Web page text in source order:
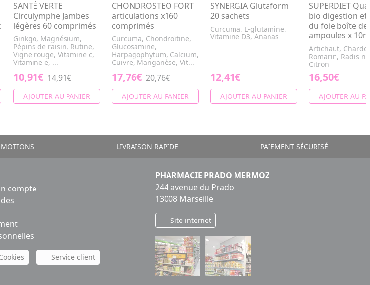
SANTÉ VERTE
Circulymphe Jambes
légères 60 comprimés
Ginkgo, Magnésium,
Pépins de raisin, Rutine,
Vigne rouge, Vitamine c,
Vitamine e, ...
10,91€ 14,91€
AJOUTER AU PANIER
CHONDROSTEO FORT
articulations x160
comprimés
Curcuma, Chondroïtine,
Glucosamine,
Harpagophytum, Calcium,
Cuivre, Manganèse, Vit...
17,76€ 20,76€
AJOUTER AU PANIER
SYNERGIA Glutaform
20 sachets
Curcuma, L-glutamine,
Vitamine D3, Ananas
12,41€
AJOUTER AU PANIER
SUPERDIET
bio digestion et
du foie boîte de
ampoules x
Artichaut,
Romarin, Radis
Citron
16,50€
AJOUTER AU
LIVRAISON RAPIDE PAIEMENT SÉCURISÉ
compte
Service client
PHARMACIE PRADO MERMOZ
244 avenue du Prado
13008 Marseille
Site internet